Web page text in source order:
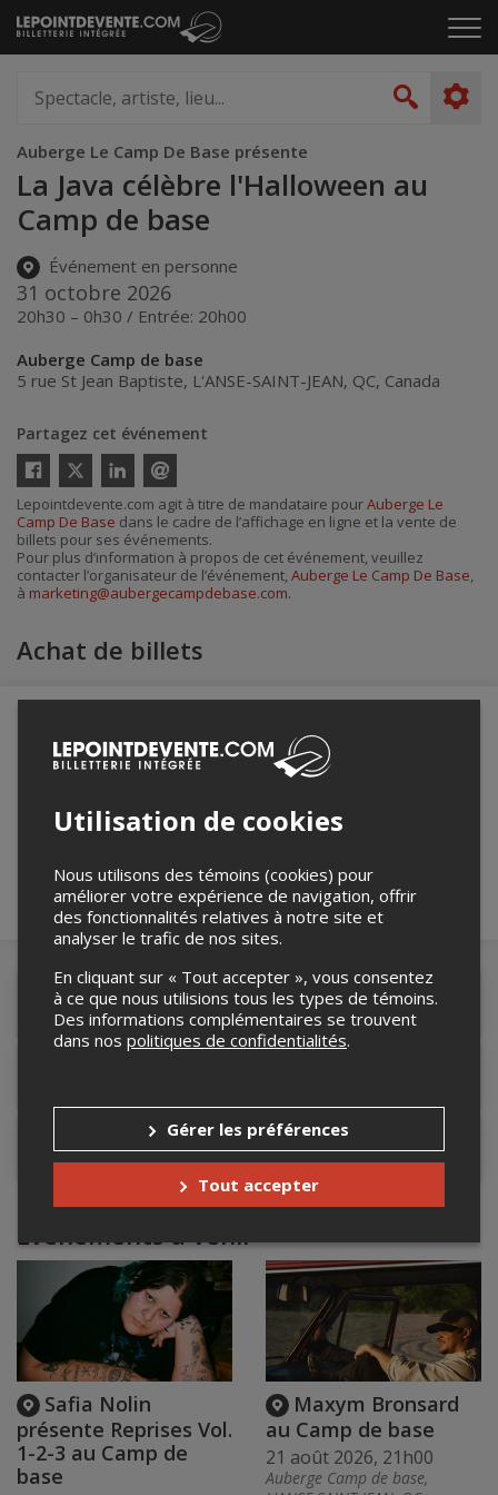
Passer
au
le
artiste,
lieu...
Auberge Le Camp De Base présente
La Java célèbre l'Halloween au
Camp de base
Événement en personne
31 octobre 2026
20h30 – 0h30 / Entrée: 20h00
Auberge Camp de base
5 rue St Jean Baptiste, L'ANSE-SAINT-JEAN, QC, Canada
Partagez cet événement
Facebook
Twitter
LinkedinEnvoyer
par
courriel
Lepointdevente.com agit à titre de mandataire pourAuberge Le
Camp De Base dans le cadre de l’affichage en ligne et la vente de
billets pour ses événements.
Pour plus d’information à propos de cet événement, veuillez
contacter l’organisateur de l’événement, Auberge Le Camp De Base,
à marketing@aubergecampdebase.com.
Achat de billets
Merci de confirmer que vous n'êtes pas un
Détails de l'événement
Contacter l'organisateur
Événements à venir
Safia Nolin
présente Reprises Vol.
1-2-3 au Camp de
base
Maxym Bronsard
au Camp de base
21 août 2026, 21h00
Auberge Camp de base,
Utilisation de cookies
Nous utilisons des témoins (cookies) pour
améliorer votre expérience de navigation, offrir
des fonctionnalités relatives à notre site et
analyser le trafic de nos sites.
En cliquant sur « Tout accepter », vous consentez
à ce que nous utilisions tous les types de témoins.
Des informations complémentaires se trouvent
dans nos politiques de confidentialités.
Gérer les préférences
Tout accepter